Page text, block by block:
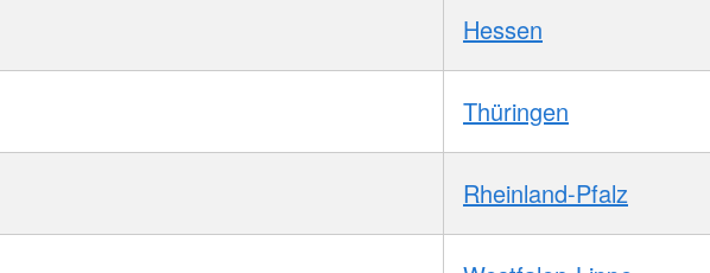
Hessen
Thüringen
Rheinland-Pfalz